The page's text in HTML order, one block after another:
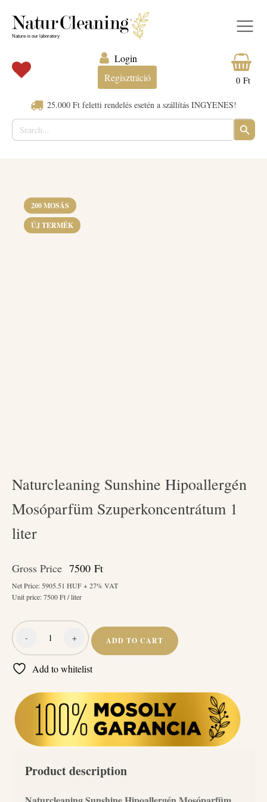
25.000 Ft feletti rendelés esetén a szállítás INGYENES!
Search
for:
SEARCH
BUTTON
Login
Regisztráció
0 Ft
200 MOSÁS
ÚJ TERMÉK
Naturcleaning Sunshine Hipoallergén
Mosóparfüm Szuperkoncentrátum 1
liter
Gross Price 7500 Ft
Net Price: 5905.51 HUF + 27% VAT
Unit price:7500Ft / liter
-
Naturcleaning
Hipoallergén
Szuperkoncentrátum
1
liter
quantity
+ ADD TO CART
Add to whitelist
Product description